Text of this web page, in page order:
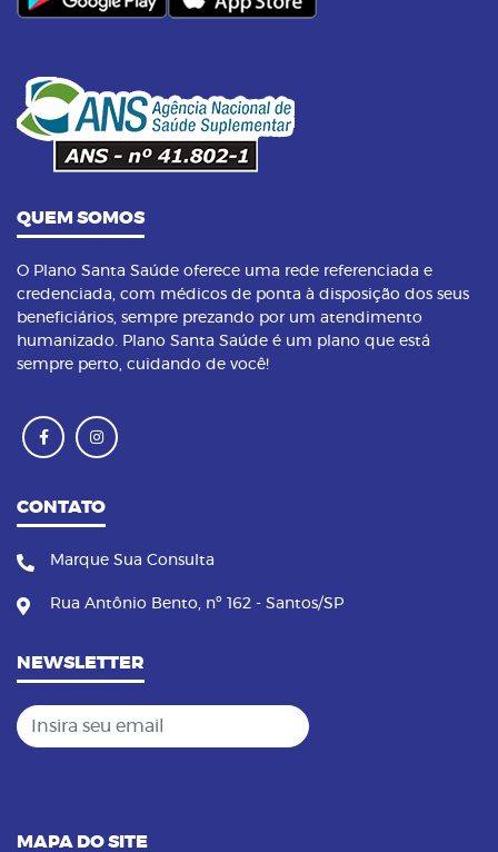
QUEM SOMOS
O Plano Santa Saúde oferece uma rede referenciada e
credenciada, com médicos de ponta à disposição dos seus
beneficiários, sempre prezando por um atendimento
humanizado. Plano Santa Saúde é um plano que está
sempre perto, cuidando de você!
CONTATO
Marque Sua Consulta
Rua Antônio Bento, nº 162 - Santos/SP
NEWSLETTER
Insira seu email
MAPA DO SITE